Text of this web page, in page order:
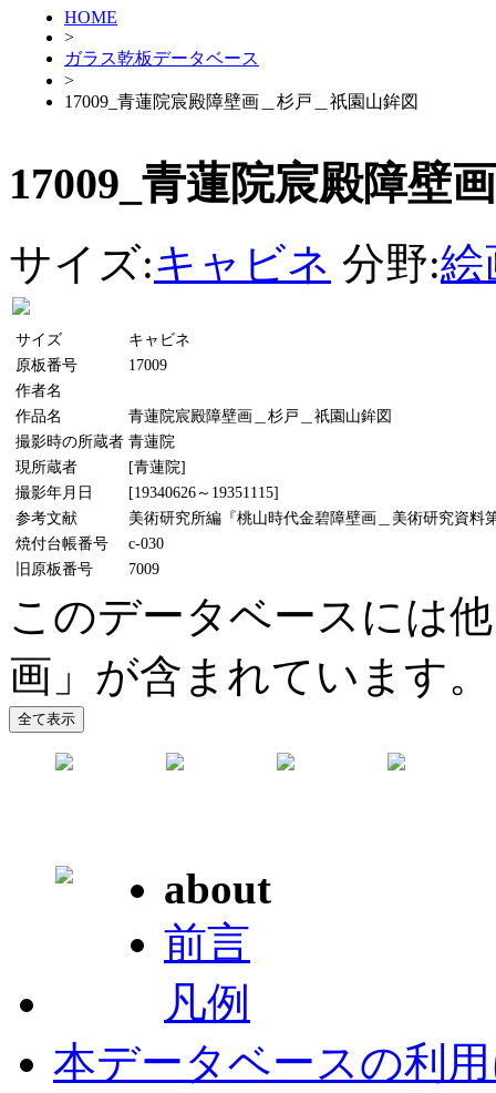
HOME
>
ガラス乾板データベース
>
17009_青蓮院宸殿障壁画＿杉戸＿祇園山鉾図
17009_青蓮院宸殿障壁
サイズ:キャビネ 分野:絵
サイズ
キャビネ
原板番号
17009
作者名
作品名
青蓮院宸殿障壁画＿杉戸＿祇園山鉾図
撮影時の所蔵者 青蓮院
現所蔵者
[青蓮院]
撮影年月日
[19340626～19351115]
参考文献
美術研究所編『桃山時代金碧障壁画＿美術研究資料
焼付台帳番号
c-030
旧原板番号
7009
このデータベースには
画」が含まれています。
about
前言
凡例
本データベースの利